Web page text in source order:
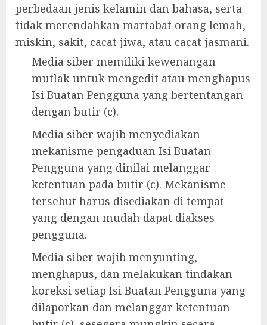
perbedaan jenis kelamin dan bahasa, serta
tidak merendahkan martabat orang lemah,
miskin, sakit, cacat jiwa, atau cacat jasmani.
Media siber memiliki kewenangan
mutlak untuk mengedit atau menghapus
Isi Buatan Pengguna yang bertentangan
dengan butir (c).
Media siber wajib menyediakan
mekanisme pengaduan Isi Buatan
Pengguna yang dinilai melanggar
ketentuan pada butir (c). Mekanisme
tersebut harus disediakan di tempat
yang dengan mudah dapat diakses
pengguna.
Media siber wajib menyunting,
menghapus, dan melakukan tindakan
koreksi setiap Isi Buatan Pengguna yang
dilaporkan dan melanggar ketentuan